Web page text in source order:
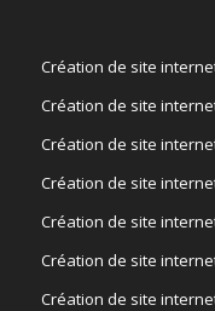
Création de site
Création de site
Création de site
Création de site
Création de site
Création de site
Création de site